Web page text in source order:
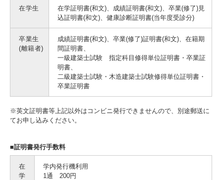
在学生
在学証明書(和文)、成績証明書(和文)、卒業(修了)見
込証明書(和文)、健康診断証明書(当年度受診分)
卒業生
(離籍者)
成績証明書(和文)、卒業(修了)証明書(和文)、在籍期
間証明書、
一級建築士試験 指定科目修得単位証明書・卒業証
明書、
二級建築士試験・木造建築士試験修得単位証明書・
卒業証明書
※英文証明書等上記以外はコンビニ発行できませんので、別途郵送に
てお申し込みください。
■証明書発行手数料
在
学
学内発行機利用
1通 200円